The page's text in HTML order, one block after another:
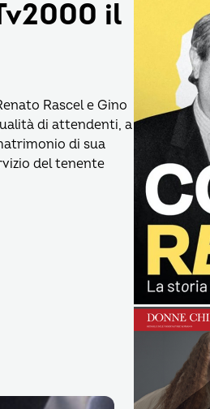
il
Rascel e Gino
di attendenti, a
di sua
del tenente